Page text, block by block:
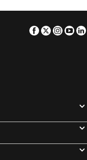
Facebook
Twitter